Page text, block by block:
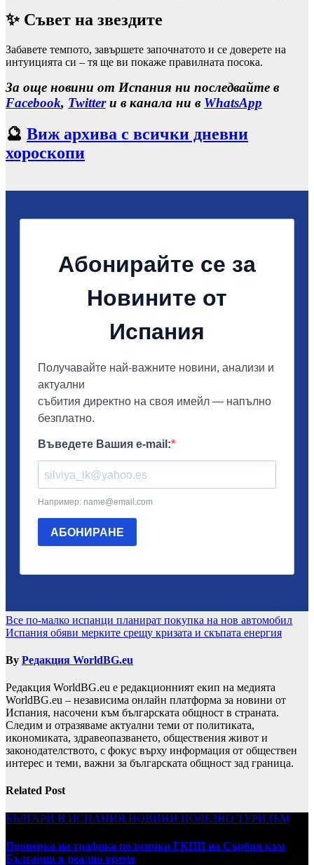
✨ Съвет на звездите
Забавете темпото, завършете започнатото и се доверете на
интуицията си – тя ще ви покаже правилната посока.
За още новини от Испания ни последвайте в
Facebook, Twitterи в канала ни в WhatsApp
🔮 Виж архива с всички дневни
хороскопи
Навигация
Все по-малко испанци планират покупка на нов автомобил
Испания обяви мерките срещу кризата и скъпата енергия
By Редакция WorldBG.eu
Редакция WorldBG.eu е редакционният екип на медията
WorldBG.eu – независима онлайн платформа за новини от
Испания, насочени към българската общност в страната.
Следим и отразяваме актуални теми от политиката,
икономиката, здравеопазването, обществения живот и
законодателството, с фокус върху информация от обществен
интерес и теми, важни за българската общност зад граница.
Related Post
БЪЛГАРИ В ИСПАНИЯ НОВИНИ ПОЛЕЗНО ТУРИЗЪМ
Проверка на трафика по всички ГКПП на Сърбия към
България в реално време